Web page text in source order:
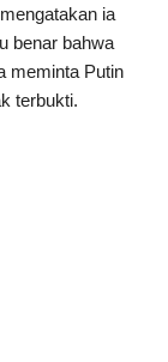
ia
benar bahwa
meminta Putin
terbukti.